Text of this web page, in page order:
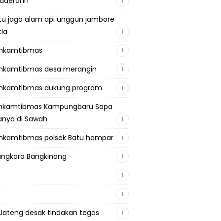
jaga alam api unggun jambore
1
1
desa merangin 1
dukung program 1
Kampungbaru Sapa
di Sawah
1
polsek Batu hampar 1
Bangkinang 1
1
1
desak tindakan tegas 1